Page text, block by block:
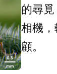
的尋
相機
顧。